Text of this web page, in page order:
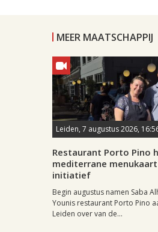
MEER MAATSCHAPPIJ
Leiden, 7 augustus 2026,
Restaurant Porto Pino
mediterrane
initiatief
Begin augustus namen Saba
Younis restaurant Porto Pino
Leiden over van de...